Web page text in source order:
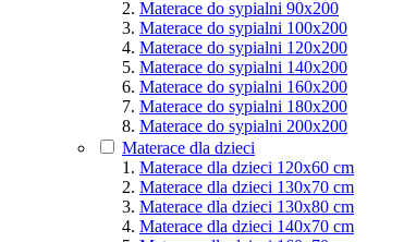
Materace ortopedyczne
Materace multipocket
Materace premium
Materace dla seniorów
Materace dla par
Materace dla alergików
Materace dla osób aktywnych
Podział wg rozmiarów
Materace do sypialni 90x200
Materace do sypialni 100x200
Materace do sypialni 120x200
Materace do sypialni 140x200
Materace do sypialni 160x200
Materace do sypialni 180x200
Materace do sypialni 200x200
Materace dla dzieci
Materace dla dzieci 120x60 cm
Materace dla dzieci 130x70 cm
Materace dla dzieci 130x80 cm
Materace dla dzieci 140x70 cm